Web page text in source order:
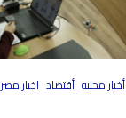
أخبار محليه أقتصاد اخبار مصر